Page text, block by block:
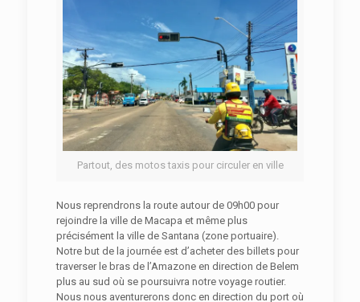
Partout, des motos taxis pour circuler en ville
Nous reprendrons la route autour de 09h00 pour
rejoindre la ville de Macapa et même plus
précisément la ville de Santana (zone portuaire).
Notre but de la journée est d’acheter des billets pour
traverser le bras de l’Amazone en direction de Belem
plus au sud où se poursuivra notre voyage routier.
Nous nous aventurerons donc en direction du port où